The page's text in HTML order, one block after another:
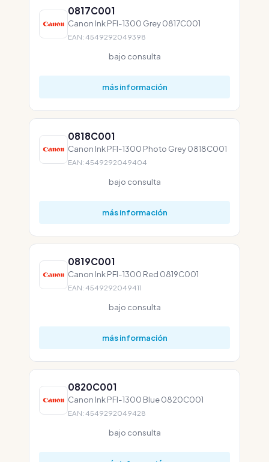
0817C001
Canon Ink PFI-1300 Grey 0817C001
EAN: 4549292049398
bajo consulta
más información
0818C001
Canon Ink PFI-1300 Photo Grey 0818C001
EAN: 4549292049404
bajo consulta
más información
0819C001
Canon Ink PFI-1300 Red 0819C001
EAN: 4549292049411
bajo consulta
más información
0820C001
Canon Ink PFI-1300 Blue 0820C001
EAN: 4549292049428
bajo consulta